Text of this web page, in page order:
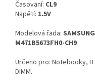
Časovaní: CL9
Napětí: 1.5V
Modelová řada:
M471B5673FH0-CH9
Určeno pro: Notebooky,
DIMM.